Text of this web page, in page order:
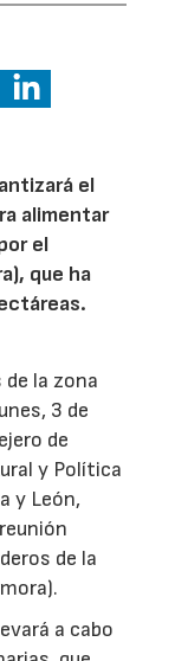
el
alimentar
el
que ha
la zona
3 de
de
y Política
y León,
de la
a cabo